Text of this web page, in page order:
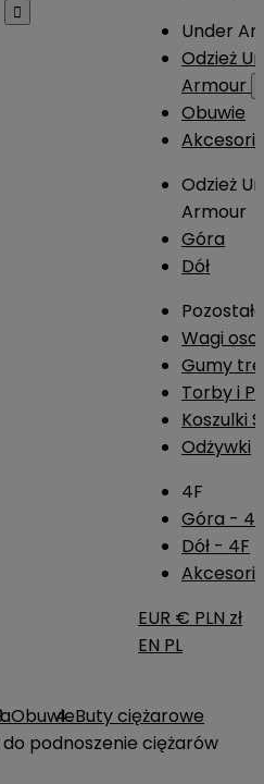

Under
Odzież
Armour
Obuwie
Odzież
Armour
Góra
Dół
Wagi
Gumy
Torby i
Koszulki
Odżywki
4F
Góra -
Dół - 4F
EUR € PLN zł
EN PL
ObuwieButy ciężarowe
podnoszenie ciężarów